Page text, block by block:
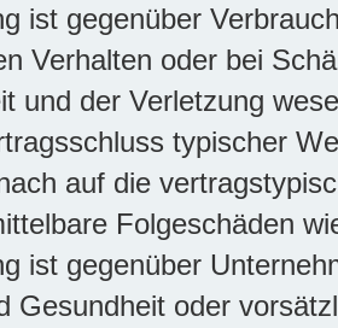
ist gegenüber
Verhalten oder bei
und der Verletzung
typischer
auf die
Folgeschäden
ist gegenüber
Gesundheit oder